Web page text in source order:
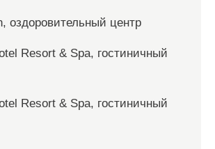
оздоровительный центр
Resort & Spa, гостиничный
Resort & Spa, гостиничный